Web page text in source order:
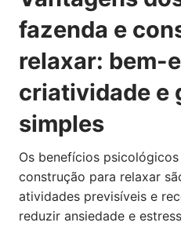
fazenda e
relaxar: bem-
criatividade e
simples
Os benefícios
construção para relaxar
atividades previsíveis e
reduzir ansiedade e